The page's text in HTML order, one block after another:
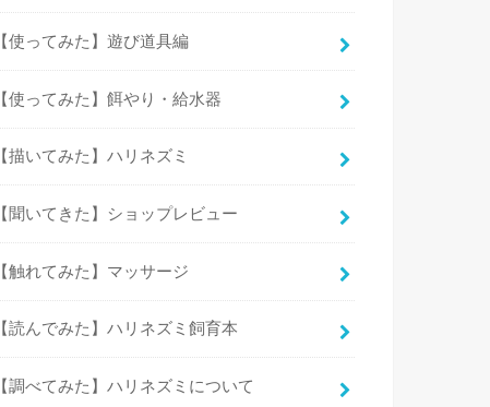
【使ってみた】遊び道具編
【使ってみた】餌やり・給水器
【描いてみた】ハリネズミ
【聞いてきた】ショップレビュー
【触れてみた】マッサージ
【読んでみた】ハリネズミ飼育本
【調べてみた】ハリネズミについて